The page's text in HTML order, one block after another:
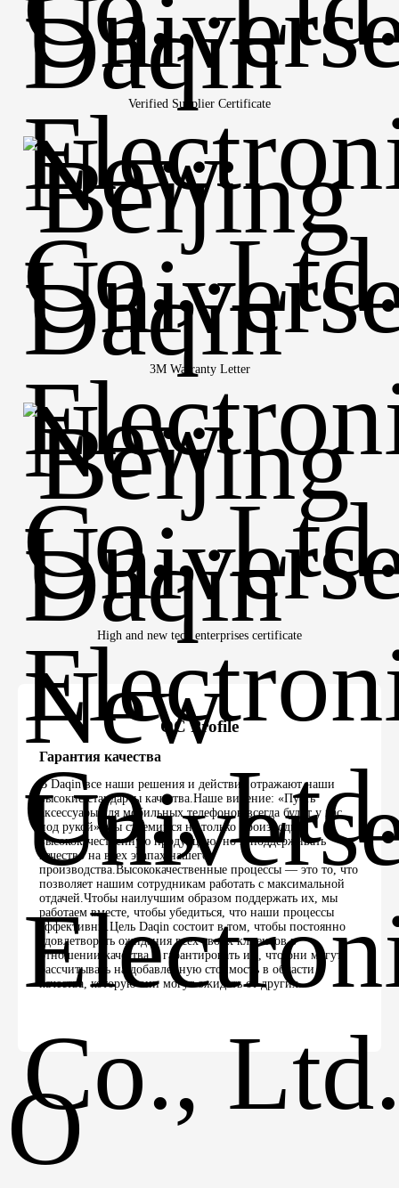
Verified Supplier Certificate
3M Warranty Letter
High and new tech enterprises certificate
QC Profile
Гарантия качества
В Daqin все наши решения и действия отражают наши
высокие стандарты качества.Наше видение: «Пусть
аксессуары для мобильных телефонов всегда будут у вас
под рукой».Мы стремимся не только производить
высококачественную продукцию, но и поддерживать
качество на всех этапах нашего
производства.Высококачественные процессы — это то, что
позволяет нашим сотрудникам работать с максимальной
отдачей.Чтобы наилучшим образом поддержать их, мы
работаем вместе, чтобы убедиться, что наши процессы
эффективны.Цель Daqin состоит в том, чтобы постоянно
удовлетворять ожидания всех своих клиентов в
отношении качества и гарантировать им, что они могут
рассчитывать на добавленную стоимость в области
качества, которую они могут ожидать от других.
О